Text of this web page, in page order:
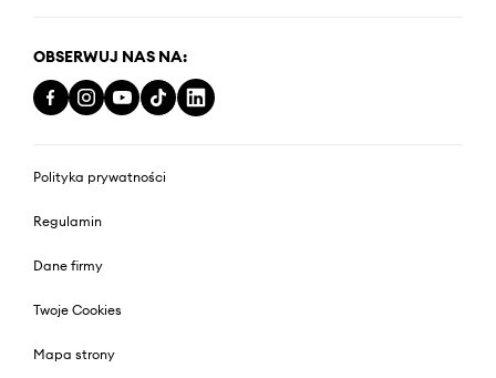
OBSERWUJ NAS NA:
Polityka prywatności
Regulamin
Dane firmy
Twoje Cookies
Mapa strony